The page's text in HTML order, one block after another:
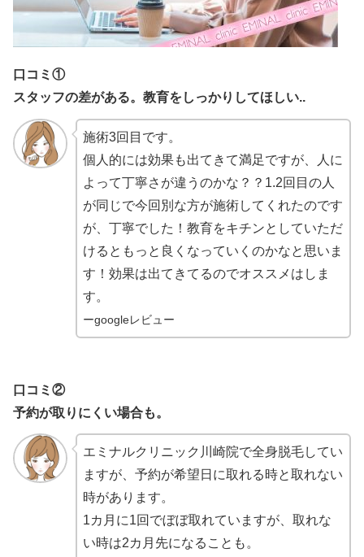
口コミ①
スタッフの差がある。教育をしっかりしてほしい..
施術3回目です。
個人的には効果も出てきて満足ですが、人に
よって丁寧さが違うのかな？？1.2回目の人
が同じで今回別な方が施術してくれたのです
が、丁寧でした！教育をキチンとしていただ
けるともっと良くなっていくのかなと思いま
す！効果は出てきてるのでオススメはしま
す。
ーgoogleレビュー
口コミ②
予約が取りにくい場合も。
エミナルクリニック川崎院で全身脱毛してい
ますが、予約が希望日に取れる時と取れない
時があります。
1カ月に1回でぼぼ取れていますが、取れな
い時は2カ月先になることも。